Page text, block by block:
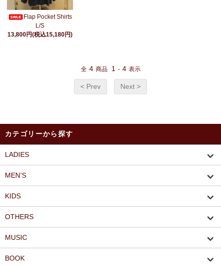
Flap Pocket Shirts
L/S
13,800円(税込15,180円)
全 4 商品 1 - 4 表示
< Prev Next >
カテゴリーから探す
LADIES
MEN’S
KIDS
OTHERS
MUSIC
BOOK